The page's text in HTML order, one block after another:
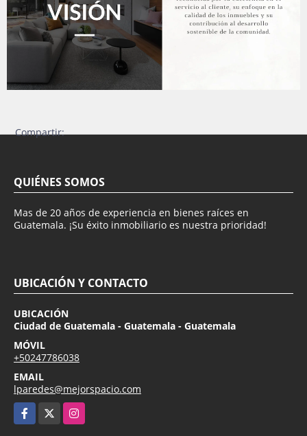
Compartir:
QUIÉNES SOMOS
Mas de 20 años de experiencia en bienes raíces en
Guatemala. ¡Su éxito inmobiliario es nuestra prioridad!
UBICACIÓN Y CONTACTO
UBICACIÓN
Ciudad de Guatemala - Guatemala - Guatemala
MÓVIL
+50247786038
EMAIL
lparedes@mejorspacio.com
Facebook
Instagram